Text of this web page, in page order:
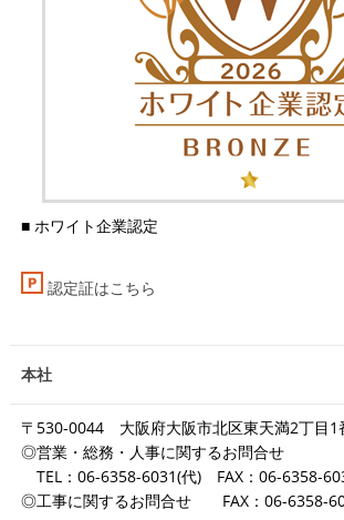
■ ホワイト企業認定
認定証はこちら
本社
〒530-0044 大阪府大阪市北区東天満2丁目1
◎営業・総務・人事に関するお問合せ
TEL：06-6358-6031(代) FAX：06-6358-
◎工事に関するお問合せ FAX：06-6358-